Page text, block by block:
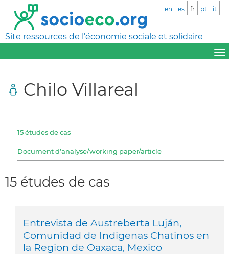
Site ressources de l’économie sociale et solidaire
en es fr pt it
Chilo Villareal
15 études de cas
Document d’analyse/working paper/article
15 études de cas
Entrevista de Austreberta Luján,
Comunidad de Indigenas Chatinos en
la Region de Oaxaca, Mexico